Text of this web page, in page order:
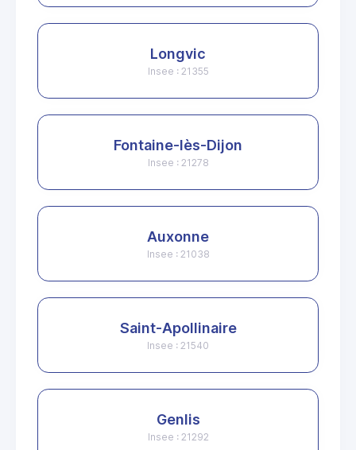
Longvic
Insee : 21355
Fontaine-lès-Dijon
Insee : 21278
Auxonne
Insee : 21038
Saint-Apollinaire
Insee : 21540
Genlis
Insee : 21292